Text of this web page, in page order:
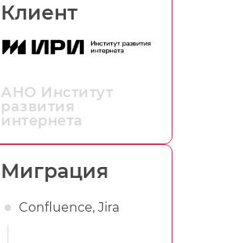
Клиент
АНО Институт
развития
интернета
Миграция
Confluence, Jira